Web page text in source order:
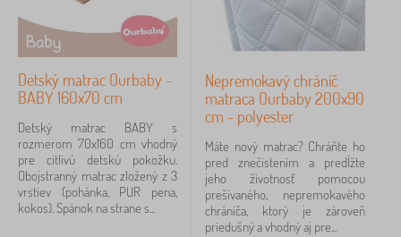
Detský matrac Ourbaby -
BABY 160x70 cm
Detský matrac BABY s
rozmerom 70x160 cm vhodný
pre citlivú detskú pokožku.
Obojstranný matrac zložený z 3
vrstiev (pohánka, PUR pena,
kokos). Spánok na strane s...
Nepremokavý chránič
matraca Ourbaby 200x90
cm - polyester
Máte nový matrac? Chráňte ho
pred znečistením a predĺžte
jeho životnosť pomocou
prešívaného, nepremokavého
chrániča, ktorý je zároveň
priedušný a vhodný aj pre...